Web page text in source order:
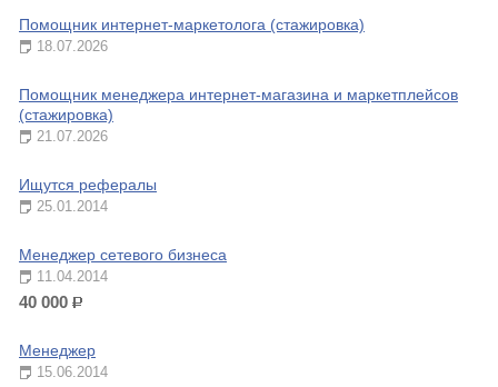
Помощник интернет-маркетолога (стажировка)
18.07.2026
Помощник менеджера интернет-магазина и маркетплейсов
(стажировка)
21.07.2026
Ищутся рефералы
25.01.2014
Менеджер сетевого бизнеса
11.04.2014
40 000 р.
Менеджер
15.06.2014